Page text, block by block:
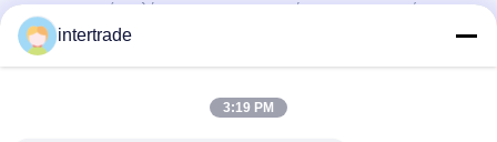
προσαρμοσμένες λύσεις για να ανταποκρίνονται στις απαιτήσεις των
intertrade
3:19 PM